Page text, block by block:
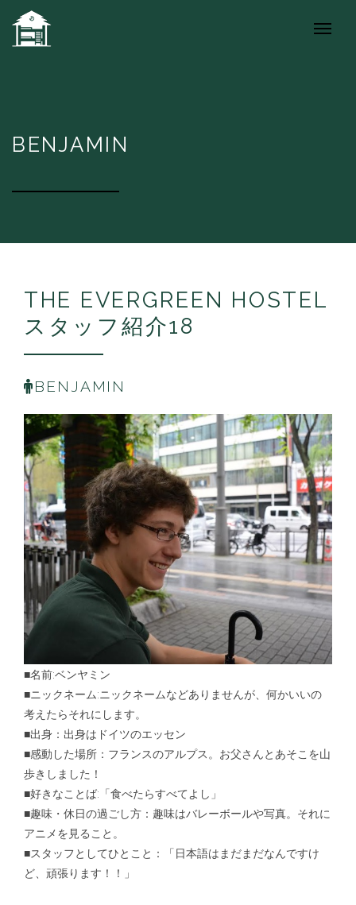
BENJAMIN
THE EVERGREEN HOSTEL
スタッフ紹介18
BENJAMIN
■名前:ベンヤミン
■ニックネーム:ニックネームなどありませんが、 何かいいの
考えたらそれにします。
■出身：出身はドイツのエッセン
■感動した場所：フランスのアルプス。お父さんとあそこを山
歩きしました！
■好きなことば:「食べたらすべてよし」
■趣味・休日の過ごし方：趣味はバレーボールや写真。それに
アニメを見ること。
■スタッフとしてひとこと：「日本語はまだまだなんですけ
ど、 頑張ります！！」